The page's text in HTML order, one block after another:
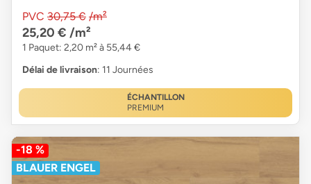
PVC 30,75 € /m²
25,20 € /m²
1 Paquet: 2,20 m² à 55,44 €
Délai de livraison: 11 Journées
ÉCHANTILLON
PREMIUM
-18 %
BLAUER ENGEL